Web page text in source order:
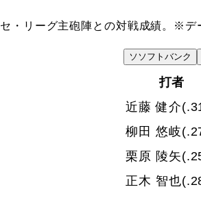
セ・リーグ主砲陣との対戦成績。※デ
ソ ソフトバンク
打者
近藤 健介
柳田 悠岐
栗原 陵矢
正木 智也